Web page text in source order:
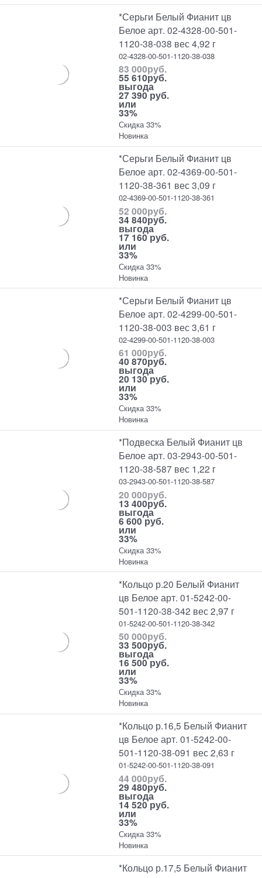
*Серьги Белый Фианит цв
Белое арт. 02-4328-00-501-
1120-38-038 вес 4,92 г
02-4328-00-501-1120-38-038
83 000руб.
55 610руб.
выгода
27 390 руб.
или
33%
Скидка 33%
Новинка
*Серьги Белый Фианит цв
Белое арт. 02-4369-00-501-
1120-38-361 вес 3,09 г
02-4369-00-501-1120-38-361
52 000руб.
34 840руб.
выгода
17 160 руб.
или
33%
Скидка 33%
Новинка
*Серьги Белый Фианит цв
Белое арт. 02-4299-00-501-
1120-38-003 вес 3,61 г
02-4299-00-501-1120-38-003
61 000руб.
40 870руб.
выгода
20 130 руб.
или
33%
Скидка 33%
Новинка
*Подвеска Белый Фианит цв
Белое арт. 03-2943-00-501-
1120-38-587 вес 1,22 г
03-2943-00-501-1120-38-587
20 000руб.
13 400руб.
выгода
6 600 руб.
или
33%
Скидка 33%
Новинка
*Кольцо р.20 Белый Фианит
цв Белое арт. 01-5242-00-
501-1120-38-342 вес 2,97 г
01-5242-00-501-1120-38-342
50 000руб.
33 500руб.
выгода
16 500 руб.
или
33%
Скидка 33%
Новинка
*Кольцо р.16,5 Белый Фианит
цв Белое арт. 01-5242-00-
501-1120-38-091 вес 2,63 г
01-5242-00-501-1120-38-091
44 000руб.
29 480руб.
выгода
14 520 руб.
или
33%
Скидка 33%
Новинка
*Кольцо р.17,5 Белый Фианит